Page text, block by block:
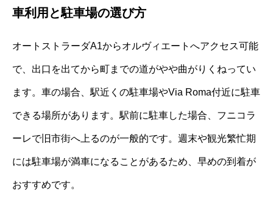
車利用と駐車場の選び方
オートストラーダA1からオルヴィエートへアクセス可能
で、出口を出てから町までの道がやや曲がりくねってい
ます。車の場合、駅近くの駐車場やVia Roma付近に駐車
できる場所があります。駅前に駐車した場合、フニコラ
ーレで旧市街へ上るのが一般的です。週末や観光繁忙期
には駐車場が満車になることがあるため、早めの到着が
おすすめです。